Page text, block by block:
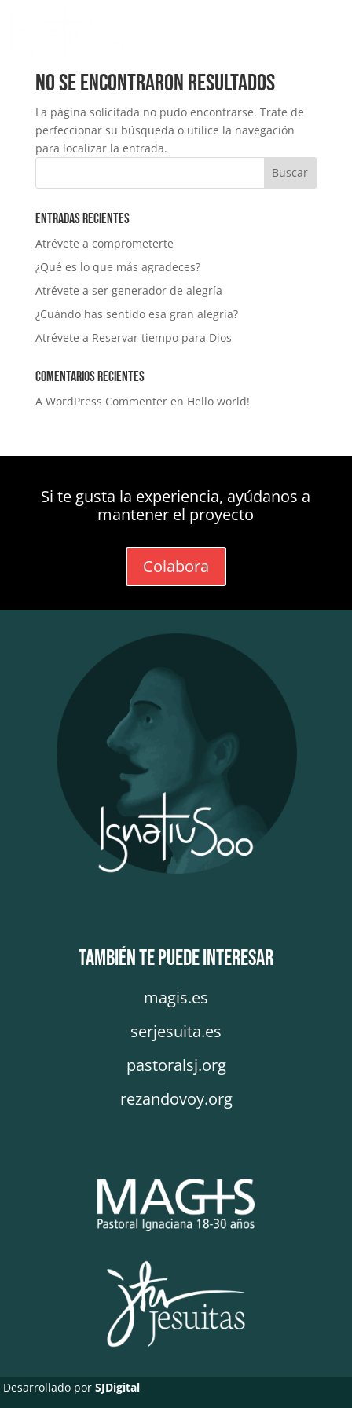
No se encontraron resultados
La página solicitada no pudo encontrarse. Trate de
perfeccionar su búsqueda o utilice la navegación
para localizar la entrada.
Entradas recientes
Atrévete a comprometerte
¿Qué es lo que más agradeces?
Atrévete a ser generador de alegría
¿Cuándo has sentido esa gran alegría?
Atrévete a Reservar tiempo para Dios
Comentarios recientes
A WordPress Commenteren Hello world!
Si te gusta la experiencia, ayúdanos a
mantener el proyecto
Colabora
También te puede interesar
magis.es
serjesuita.es
pastoralsj.org
rezandovoy.org
Desarrollado porSJDigital